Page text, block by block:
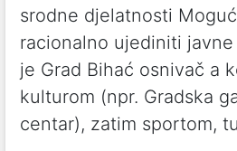
srodne djelatnosti
racionalno ujediniti
je Grad Bihać osnivač a
kulturom (npr. Gradska
centar), zatim sportom,